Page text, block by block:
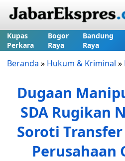
Kupas
Perkara
Bogor
Raya
Bandung
Raya
Beranda » Hukum & Kriminal »
Dugaan
SDA Rugikan
Soroti
Perusahaan